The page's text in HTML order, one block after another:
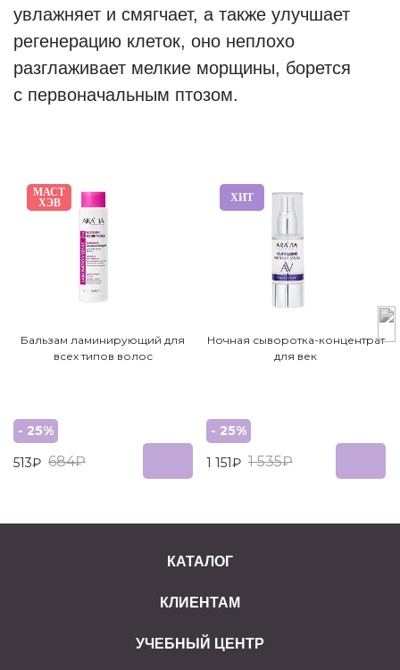
увлажняет и смягчает, а также улучшает
регенерацию клеток, оно неплохо
разглаживает мелкие морщины, борется
с первоначальным птозом.
МАСТ
ХЭВ
Бальзам ламинирующий для
всех типов волос
- 25%
513₽ 684₽
ХИТ
Ночная сыворотка-концентрат
для век
- 25%
1 151₽ 1 535₽
КАТАЛОГ
КЛИЕНТАМ
УЧЕБНЫЙ ЦЕНТР